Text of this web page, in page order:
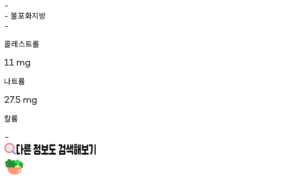
-
- 불포화지방
-
콜레스트롤
11 mg
나트륨
27.5 mg
칼륨
-